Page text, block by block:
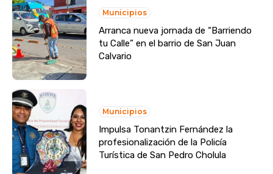
Municipios
Arranca nueva jornada de “Barriendo
tu Calle” en el barrio de San Juan
Calvario
Municipios
Impulsa Tonantzin Fernández la
profesionalización de la Policía
Turística de San Pedro Cholula